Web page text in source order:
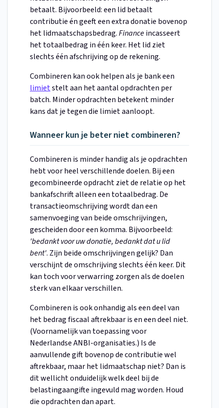
betaalt. Bijvoorbeeld: een lid betaalt
contributie én geeft een extra donatie bovenop
het lidmaatschapsbedrag.Financeincasseert
het totaalbedrag in één keer. Het lid ziet
slechts één afschrijving op de rekening.
Combineren kan ook helpen als je bank een
limietstelt aan het aantal opdrachten per
batch. Minder opdrachten betekent minder
kans dat je tegen die limiet aanloopt.
Wanneer kun je beter niet combineren?
Combineren is minder handig als je opdrachten
hebt voor heel verschillende doelen. Bij een
gecombineerde opdracht ziet de relatie op het
bankafschrift alleen een totaalbedrag. De
transactieomschrijving wordt dan een
samenvoeging van beide omschrijvingen,
gescheiden door een komma. Bijvoorbeeld:
'bedankt voor uw donatie, bedankt dat u lid
bent'. Zijn beide omschrijvingen gelijk? Dan
verschijnt de omschrijving slechts één keer. Dit
kan toch voor verwarring zorgen als de doelen
sterk van elkaar verschillen.
Combineren is ook onhandig als een deel van
het bedrag fiscaal aftrekbaar is en een deel niet.
(Voornamelijk van toepassing voor
Nederlandse ANBI-organisaties.) Is de
aanvullende gift bovenop de contributie wel
aftrekbaar, maar het lidmaatschap niet? Dan is
dit wellicht onduidelijk welk deel bij de
belastingaangifte ingevuld mag worden. Houd
die opdrachten dan apart.